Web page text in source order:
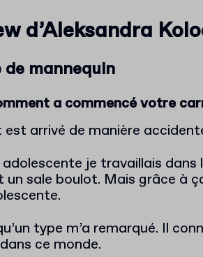
d’Aleksandra
mannequin
a commencé votre
est arrivé de manière
adolescente je travaillais
un sale boulot. Mais grâce à
type m’a remarqué. Il
ce monde.